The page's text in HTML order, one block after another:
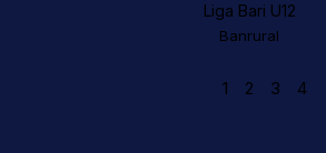
Liga Bari U12
Banrural
1 2 3 4